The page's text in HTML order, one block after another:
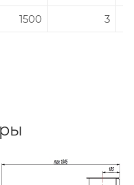
1500 3